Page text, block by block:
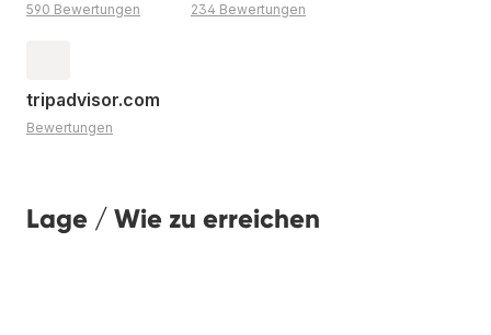
590 Bewertungen 234 Bewertungen
tripadvisor.com
Bewertungen
Lage / Wie zu erreichen